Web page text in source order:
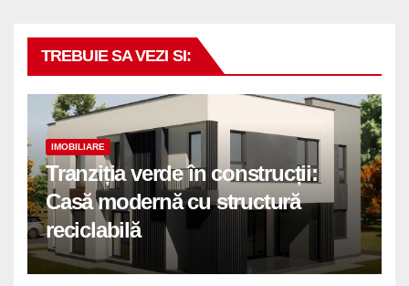
TREBUIE SA VEZI SI:
IMOBILIARE
Tranziția verde în construcții:
Casă modernă cu structură
reciclabilă